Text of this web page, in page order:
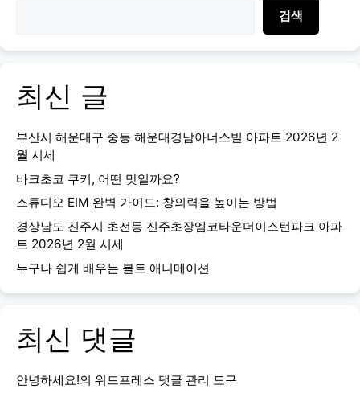
검색
최신 글
부산시 해운대구 중동 해운대경남아너스빌 아파트 2026년 2
월 시세
바크초코 쿠키, 어떤 맛일까요?
스튜디오 EIM 완벽 가이드: 창의력을 높이는 방법
경상남도 진주시 초전동 진주초장엠코타운더이스턴파크 아파
트 2026년 2월 시세
누구나 쉽게 배우는 볼트 애니메이션
최신 댓글
안녕하세요!의 워드프레스 댓글 관리 도구